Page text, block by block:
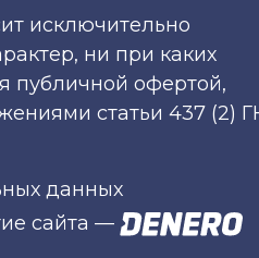
исключительно
ни при каких
публичной офертой,
статьи 437 (2)
данных
сайта —